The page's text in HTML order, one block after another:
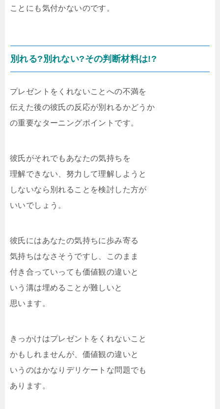
ことにも気付かないのです。
別れる?別れない?その判断材料は!?
プレゼントをくれないことへの不満を
伝えた後の彼氏の反応が別れるかどうか
の重要なターニングポイントです。
彼氏がそれでもあなたの気持ちを
理解できない、努力して理解しようと
しないなら別れることを検討した方が
いいでしょう。
彼氏にはあなたの気持ちに歩み寄る
気持ちはなさそうですし、このまま
付き合っていっても価値観の違いと
いう溝は埋めることが難しいと
思います。
きっかけはプレゼントをくれないこと
かもしれませんが、価値観の違いと
いうのはかなりデリケートな問題でも
あります。